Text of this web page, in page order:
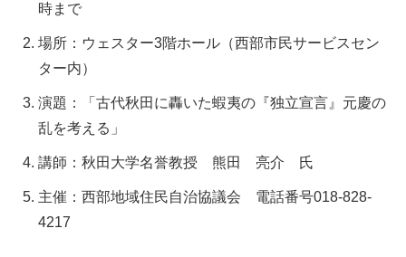
時まで
場所：ウェスター3階ホール（西部市民サービスセン
ター内）
演題：「古代秋田に轟いた蝦夷の『独立宣言』元慶の
乱を考える」
講師：秋田大学名誉教授 熊田 亮介 氏
主催：西部地域住民自治協議会 電話番号018-828-
4217